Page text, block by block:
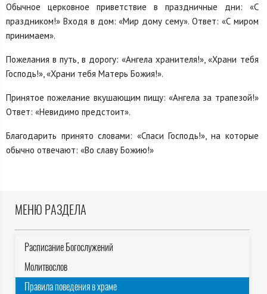
Обычное церковное приветствие в праздничные дни: «С
праздником!» Входя в дом: «Мир дому сему». Ответ: «С миром
принимаем».
Пожелания в путь, в дорогу: «Ангела хранителя!», «Храни тебя
Господь!», «Храни тебя Матерь Божия!».
Принятое пожелание вкушающим пищу: «Ангела за трапезой!»
Ответ: «Невидимо предстоит».
Благодарить принято словами: «Спаси Господь!», на которые
обычно отвечают: «Во славу Божию!»
МЕНЮ РАЗДЕЛА
Расписание Богослужений
Молитвослов
Правила поведения в храме